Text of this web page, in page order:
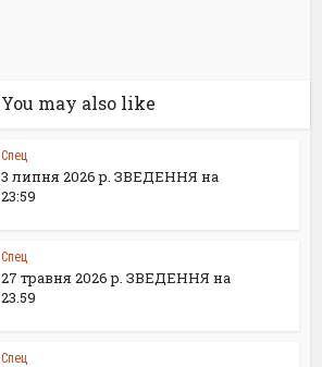
You may also like
Спец
3 липня 2026 р. ЗВЕДЕННЯ на
23:59
Спец
27 травня 2026 р. ЗВЕДЕННЯ на
23.59
Спец